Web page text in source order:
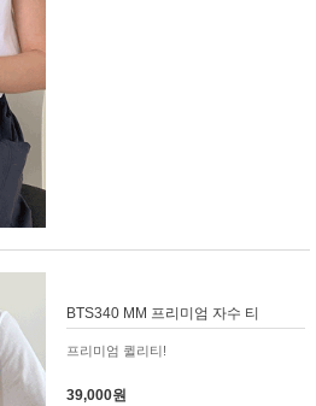
BTS340 MM 프리미엄 자수 티
프리미엄 퀼리티!
39,000원